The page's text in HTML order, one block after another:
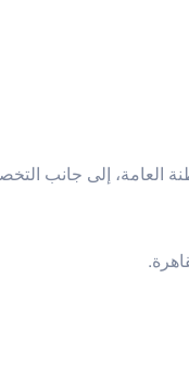
العامة، إلى جانب